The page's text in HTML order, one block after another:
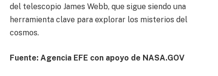
del telescopio James Webb, que sigue siendo una
herramienta clave para explorar los misterios del
cosmos.
Fuente: Agencia EFE con apoyo de NASA.GOV